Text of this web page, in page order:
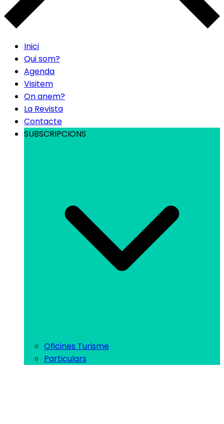
Inici
Qui som?
Agenda
Visitem
On anem?
La Revista
Contacte
SUBSCRIPCIONS
Oficines Turisme
Particulars